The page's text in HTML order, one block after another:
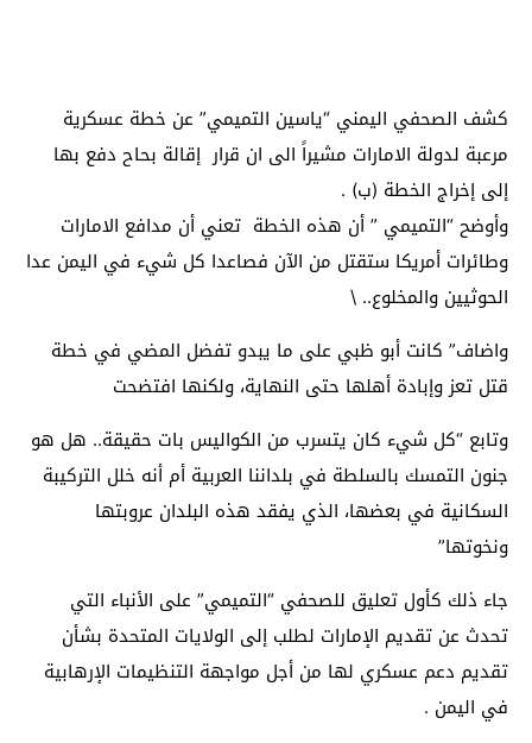
كشف الصحفي اليمني “ياسين التميمي” عن خطة عسكرية
مرعبة لدولة الامارات مشيراً الى ان قرار إقالة بحاح دفع بها
إلى إخراج الخطة (ب) .
وأوضح “التميمي ” أن هذه الخطة تعني أن مدافع الامارات
وطائرات أمريكا ستقتل من الآن فصاعدا كل شيء في اليمن عدا
الحوثيين والمخلوع.. \
واضاف” كانت أبو ظبي على ما يبدو تفضل المضي في خطة
قتل تعز وإبادة أهلها حتى النهاية، ولكنها افتضحت
وتابع “كل شيء كان يتسرب من الكواليس بات حقيقة.. هل هو
جنون التمسك بالسلطة في بلداننا العربية أم أنه خلل التركيبة
السكانية في بعضها، الذي يفقد هذه البلدان عروبتها
ونخوتها”
جاء ذلك كأول تعليق للصحفي “التميمي” على الأنباء التي
تحدث عن تقديم الإمارات لطلب إلى الولايات المتحدة بشأن
تقديم دعم عسكري لها من أجل مواجهة التنظيمات الإرهابية
في اليمن .